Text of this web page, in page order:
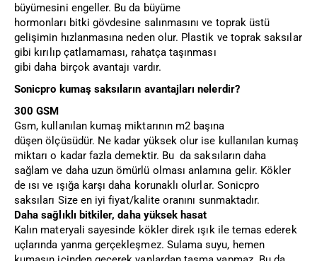
büyümesini engeller. Bu da büyüme
hormonları bitki gövdesine salınmasını ve toprak üstü
gelişimin hızlanmasına neden olur. Plastik ve toprak saksılar
gibi kırılıp çatlamaması, rahatça taşınması
gibi daha birçok avantajı vardır.
Sonicpro kumaş saksıların avantajları nelerdir?
300 GSM
Gsm, kullanılan kumaş miktarının m2 başına
düşen ölçüsüdür. Ne kadar yüksek olur ise kullanılan kumaş
miktarı o kadar fazla demektir. Bu da saksıların daha
sağlam ve daha uzun ömürlü olması anlamına gelir. Kökler
de ısı ve ışığa karşı daha korunaklı olurlar. Sonicpro
saksıları Size en iyi fiyat/kalite oranını sunmaktadır.
Daha sağlıklı bitkiler, daha yüksek hasat
Kalın materyali sayesinde kökler direk ışık ile temas ederek
uçlarında yanma gerçekleşmez. Sulama suyu, hemen